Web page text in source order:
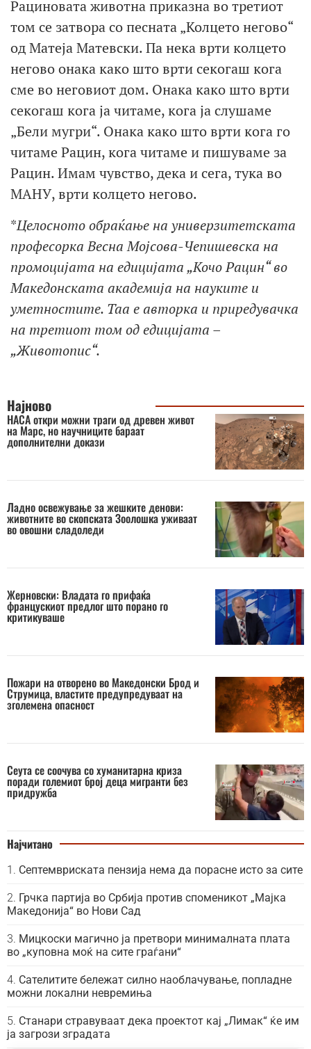
Рациновата животна приказна во третиот
том се затворa со песната „Колцето негово“
од Матеја Матевски. Па нека врти колцето
негово онака како што врти секогаш кога
сме во неговиот дом. Онака како што врти
секогаш кога ја читаме, кога ја слушаме
„Бели мугри“. Онака како што врти кога го
читаме Рацин, кога читаме и пишуваме за
Рацин. Имам чувство, дека и сега, тука во
МАНУ, врти колцето негово.
*Целосното обраќање на универзитетската
професорка Весна Мојсова-Чепишевска на
промоцијата на едицијата „Кочо Рацин“ во
Македонската академија на науките и
уметностите. Таа е авторка и приредувачка
на третиот том од едицијата –
„Животопис“.
Најново
НАСА откри можни траги од древен живот
на Марс, но научниците бараат
дополнителни докази
Ладно освежување за жешките денови:
животните во скопската Зоолошка уживаат
во овошни сладоледи
Жерновски: Владата го прифаќа
францускиот предлог што порано го
критикуваше
Пожари на отворено во Македонски Брод и
Струмица, властите предупредуваат на
зголемена опасност
Сеута се соочува со хуманитарна криза
поради големиот број деца мигранти без
придружба
Најчитано
Септемвриската пензија нема да порасне исто за сите
Грчка партија во Србија против споменикот „Мајка
Македонија“ во Нови Сад
Мицкоски магично ја претвори минималната плата
во „куповна моќ на сите граѓани“
Сателитите бележат силно наоблачување, попладне
можни локални невремиња
Станари стравуваат дека проектот кај „Лимак“ ќе им
ја загрози зградата